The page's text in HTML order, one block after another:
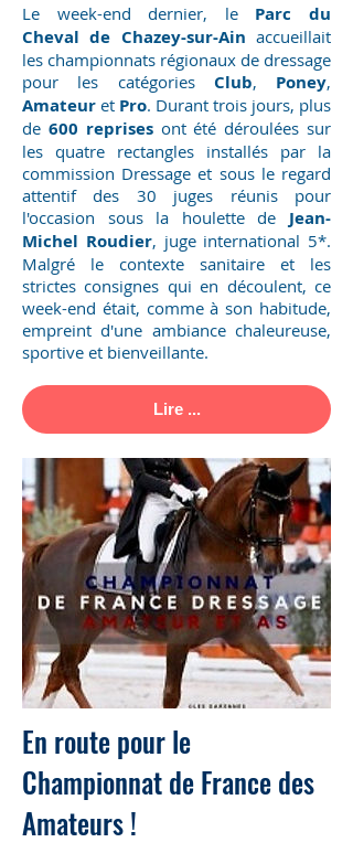
Le week-end dernier, leParc du
Cheval de Chazey-sur-Ain accueillait
les championnats régionaux de dressage
pour les catégories Club, Poney,
Amateur et Pro. Durant trois jours, plus
de 600 reprises ont été déroulées sur
les quatre rectangles installés par la
commission Dressage et sous le regard
attentif des 30 juges réunis pour
l'occasion sous la houlette de Jean-
Michel Roudier, juge international 5*.
Malgré le contexte sanitaire et les
strictes consignes qui en découlent, ce
week-end était, comme à son habitude,
empreint d'une ambiance chaleureuse,
sportive et bienveillante.
Lire ...
En route pour le
Championnat de France des
Amateurs !